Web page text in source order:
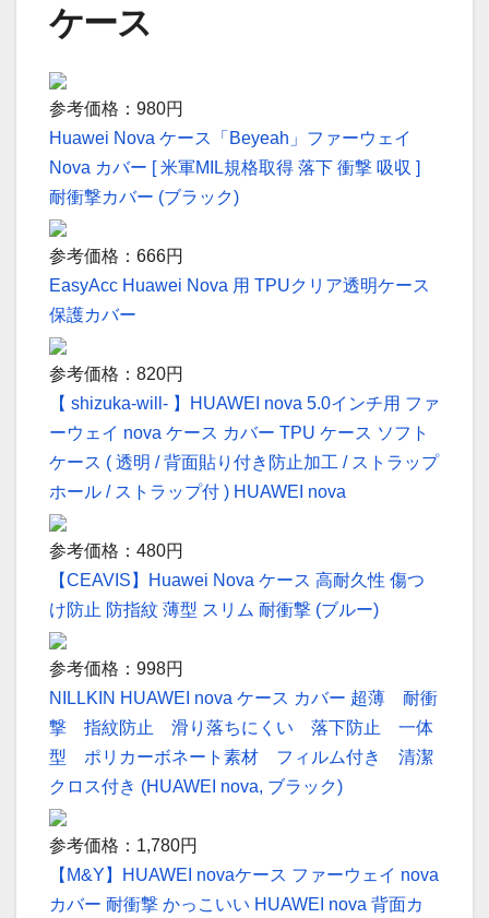
ケース
参考価格：980円
Huawei Nova ケース「Beyeah」ファーウェイ
Nova カバー [ 米軍MIL規格取得 落下 衝撃 吸収 ]
耐衝撃カバー (ブラック)
参考価格：666円
EasyAcc Huawei Nova 用 TPUクリア透明ケース
保護カバー
参考価格：820円
【 shizuka-will- 】HUAWEI nova 5.0インチ用 ファ
ーウェイ nova ケース カバー TPU ケース ソフト
ケース ( 透明 / 背面貼り付き防止加工 / ストラップ
ホール / ストラップ付 ) HUAWEI nova
参考価格：480円
【CEAVIS】Huawei Nova ケース 高耐久性 傷つ
け防止 防指紋 薄型 スリム 耐衝撃 (ブルー)
参考価格：998円
NILLKIN HUAWEI nova ケース カバー 超薄 耐衝
撃 指紋防止 滑り落ちにくい 落下防止 一体
型 ポリカーボネート素材 フィルム付き 清潔
クロス付き (HUAWEI nova, ブラック)
参考価格：1,780円
【M&Y】HUAWEI novaケース ファーウェイ nova
カバー 耐衝撃 かっこいい HUAWEI nova 背面カ